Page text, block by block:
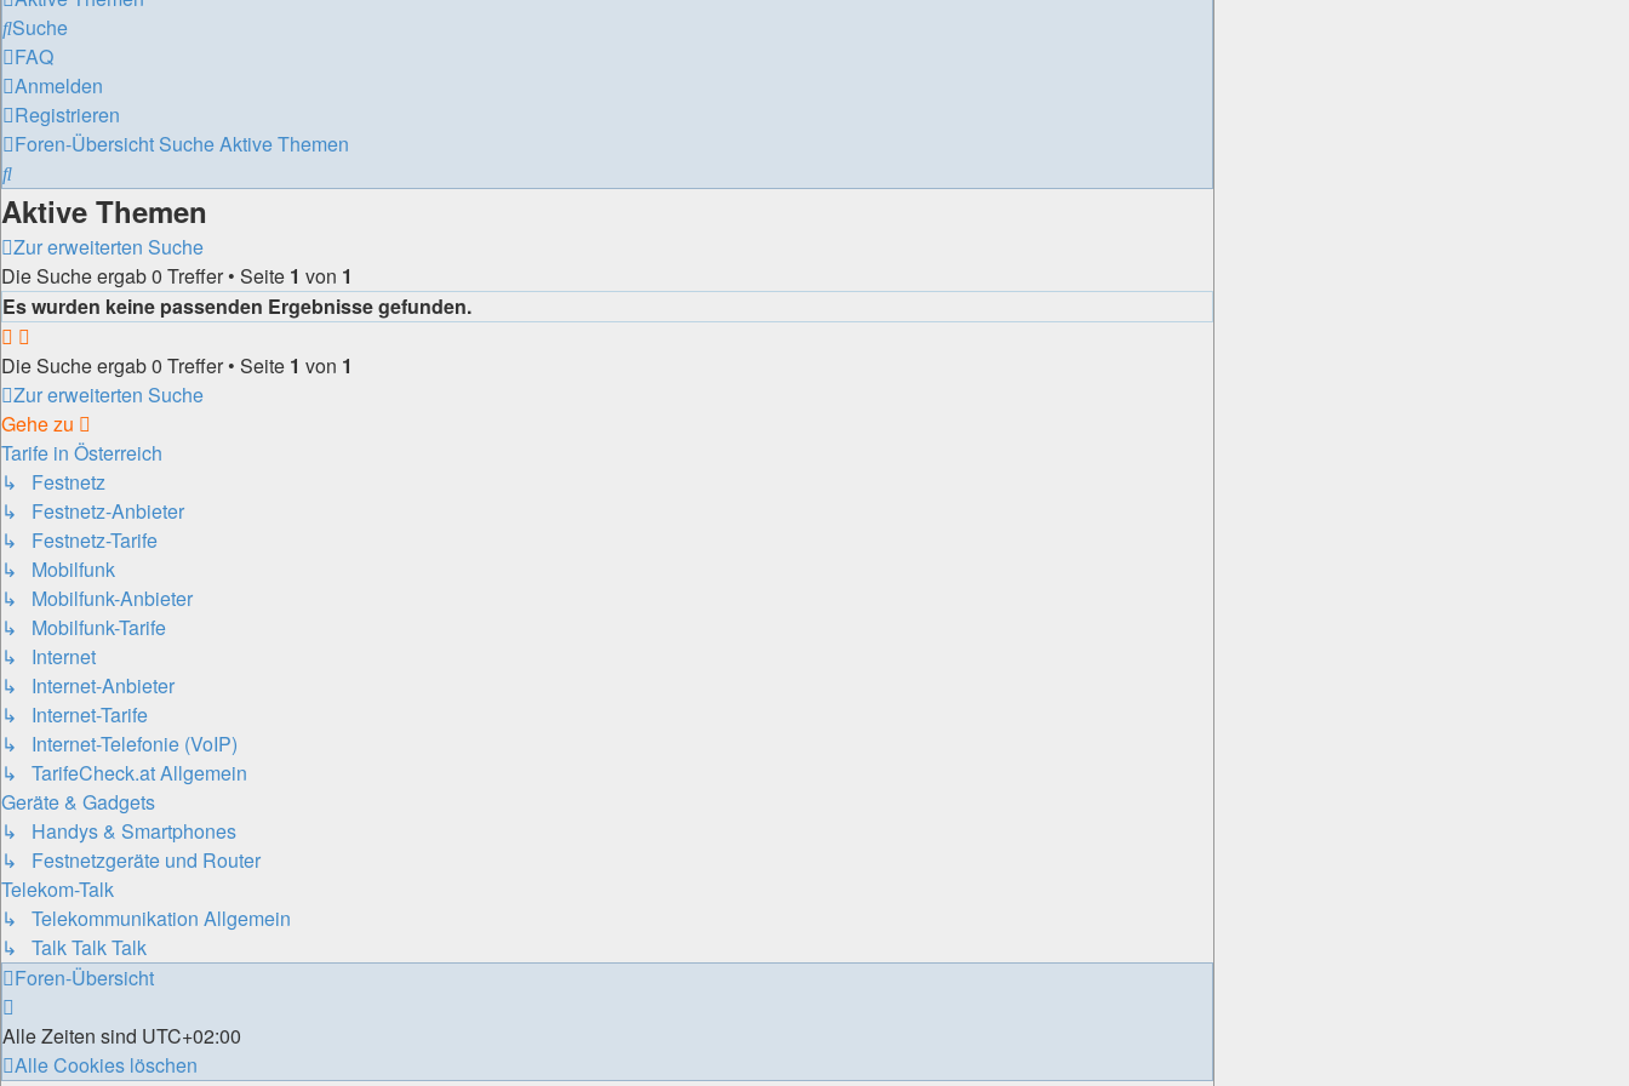
Suche
FAQ
Anmelden
Registrieren
Foren-Übersicht SucheAktive Themen
Suche
Aktive Themen
Zur erweiterten Suche
Die Suche ergab 0 Treffer • Seite 1 von 1
Es wurden keine passenden Ergebnisse gefunden.
Die Suche ergab 0 Treffer • Seite 1 von 1
Zur erweiterten Suche
Gehe zu
Tarife in Österreich
↳ Festnetz
↳ Festnetz-Anbieter
↳ Festnetz-Tarife
↳ Mobilfunk
↳ Mobilfunk-Anbieter
↳ Mobilfunk-Tarife
↳ Internet
↳ Internet-Anbieter
↳ Internet-Tarife
↳ Internet-Telefonie (VoIP)
↳ TarifeCheck.at Allgemein
Geräte & Gadgets
↳ Handys & Smartphones
↳ Festnetzgeräte und Router
Telekom-Talk
↳ Telekommunikation Allgemein
↳ Talk Talk Talk
Foren-Übersicht
Alle Zeiten sind UTC+02:00
Alle Cookies löschen